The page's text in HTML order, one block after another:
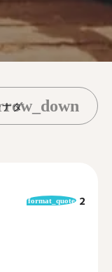
ナダ
format_quote 2